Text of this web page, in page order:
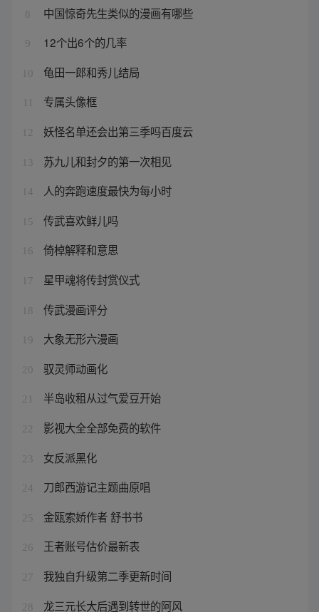
8 中国惊奇先生类似的漫画有哪些
9 12个出6个的几率
10 龟田一郎和秀儿结局
专属头像框
12 妖怪名单还会出第三季吗百度云
13 苏九儿和封夕的第一次相见
14 人的奔跑速度最快为每小时
15 传武喜欢鲜儿吗
16 倚棹解释和意思
17 星甲魂将传封赏仪式
18 传武漫画评分
19 大象无形六漫画
20 驭灵师动画化
21 半岛收租从过气爱豆开始
22 影视大全全部免费的软件
23 女反派黑化
24 刀郎西游记主题曲原唱
25 金瓯索娇作者 舒书书
26 王者账号估价最新表
27 我独自升级第二季更新时间
28 龙三元长大后遇到转世的阿风